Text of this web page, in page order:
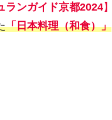
ランガイド京都2024】
「日本料理（和食）」